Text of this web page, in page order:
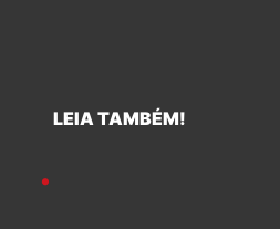
LEIA TAMBÉM!